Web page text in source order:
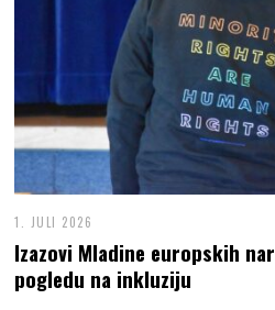
1. JULI 2026
Izazovi Mladine europskih
pogledu na inkluziju